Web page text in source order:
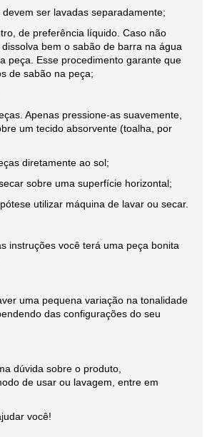
devem ser lavadas separadamente;
de preferência líquido. Caso não
bem o sabão de barra na água
peça. Esse procedimento garante que
de sabão na peça;
Apenas pressione-as suavemente,
um tecido absorvente (toalha, por
diretamente ao sol;
sobre uma superfície horizontal;
utilizar máquina de lavar ou secar.
instruções você terá uma peça bonita
uma pequena variação na tonalidade
das configurações do seu
dúvida sobre o produto,
de usar ou lavagem, entre em
você!